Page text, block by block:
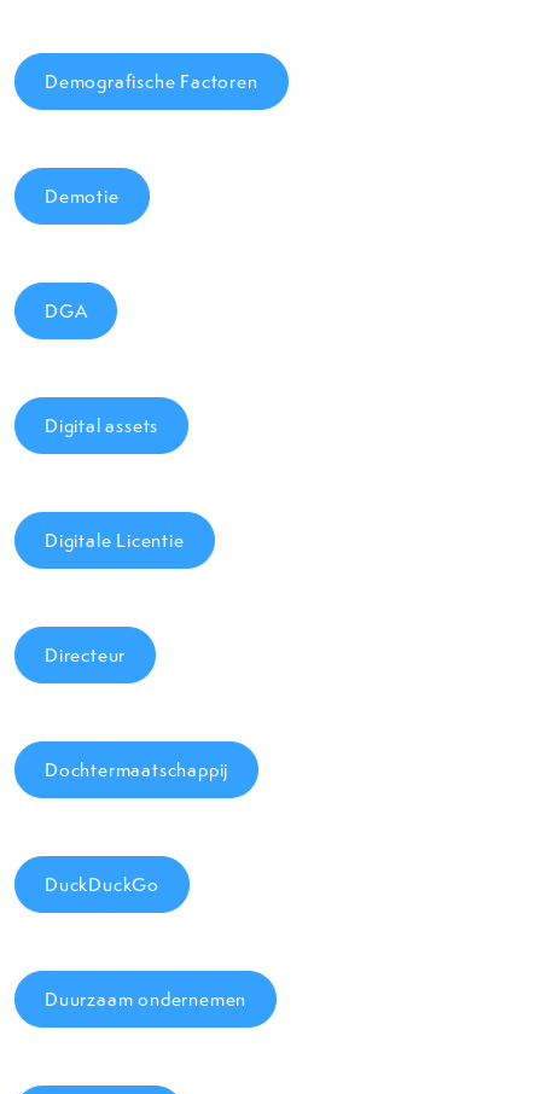
Demografische Factoren
Demotie
DGA
Digital assets
Digitale Licentie
Directeur
Dochtermaatschappij
DuckDuckGo
Duurzaam ondernemen